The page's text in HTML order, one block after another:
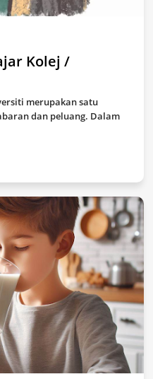
Kolej /
merupakan satu
dan peluang. Dalam